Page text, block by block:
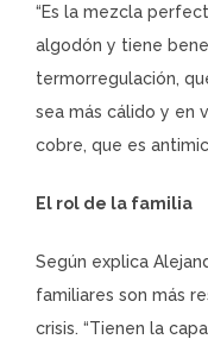
“Es la mezcla
algodón y tiene
termorregulación,
sea más cálido y en
cobre, que es
El rol de la familia
Según explica
familiares son más
crisis. “Tienen la